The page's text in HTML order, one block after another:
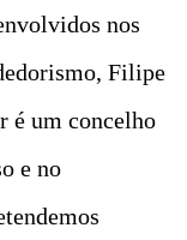
nos
Filipe
é um concelho
e no